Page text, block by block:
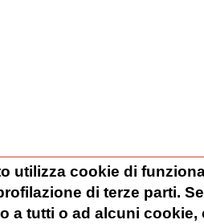
utilizza cookie di
di terze parti.
a tutti o ad alcuni